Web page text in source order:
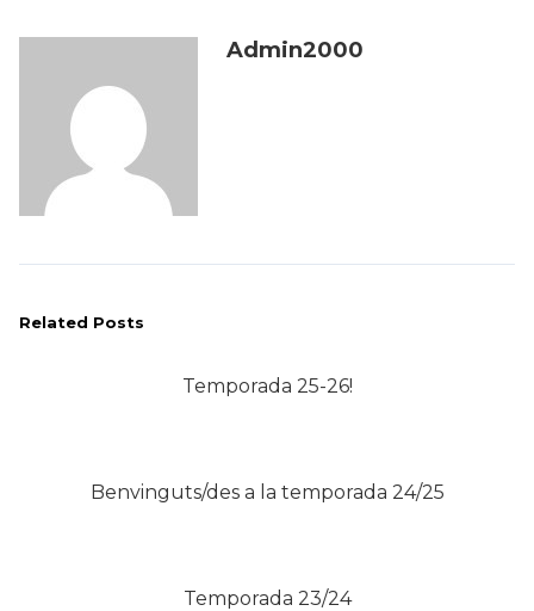
Admin2000
Related Posts
Temporada 25-26!
Benvinguts/des a la temporada 24/25
Temporada 23/24